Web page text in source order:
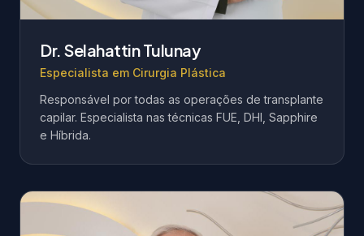
Dr. Selahattin Tulunay
Especialista em Cirurgia Plástica
Responsável por todas as operações de transplante
capilar. Especialista nas técnicas FUE, DHI, Sapphire
e Híbrida.